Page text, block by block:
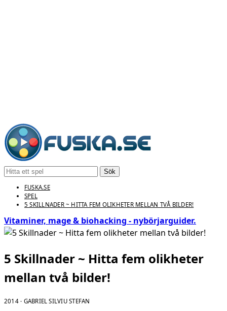
Sök
FUSKA.SE
SPEL
5 SKILLNADER ~ HITTA FEM OLIKHETER MELLAN TVÅ BILDER!
Vitaminer, mage & biohacking - nybörjarguider.
5 Skillnader ~ Hitta fem olikheter
mellan två bilder!
2014 · GABRIEL SILVIU STEFAN